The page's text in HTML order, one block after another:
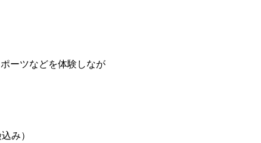
ーツなどを体験しなが
み）